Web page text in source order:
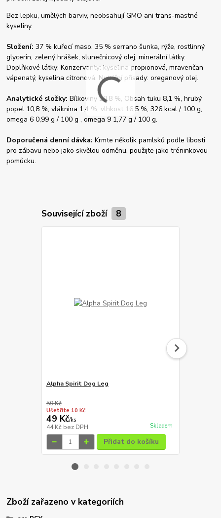
Bez lepku, umělých barviv, neobsahují GMO ani trans-mastné
kyseliny.
Složení: 37 % kuřecí maso, 35 % serrano šunka, rýže, rostlinný
glycerin, zelený hrášek, slunečnicový olej, minerální látky.
Doplňkové látky: Konzervanty: kyselina propionová, mravenčan
vápenatý, kyselina citronová. Nutriční přísady: oreganový olej.
Analytické složky: Bílkoviny 28,8 %, Obsah tuku 8,1 %, hrubý
popel 10,8 %, vláknina 1,4 %, vlhkost 16,5 %, 326 kcal / 100 g,
omega 6 0,99 g / 100 g , omega 9 1,77 g / 100 g.
Doporučená denní dávka:Krmte několik pamlsků podle libosti
pro zábavu nebo jako skvělou odměnu, použijte jako tréninkovou
pomůcku.
Související zboží 8
Alpha Spirit Dog Leg
59 Kč
Ušetříte 10 Kč
49 Kč/ks
44 Kč bez DPH Skladem
Přidat do košíku
Zboží zařazeno v kategoriích